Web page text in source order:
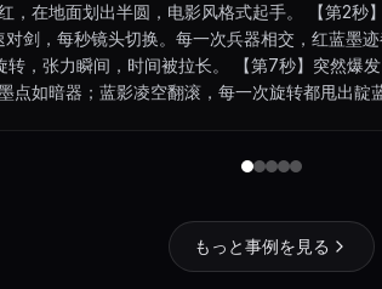
，在地面划出半圆，电影风格式起手。 【第2
剑，每秒镜头切换。每一次兵器相交，红蓝墨
，张力瞬间，时间被拉长。 【第7秒】突然爆
点如暗器；蓝影凌空翻滚，每一次旋转都甩出
もっと事例を見る